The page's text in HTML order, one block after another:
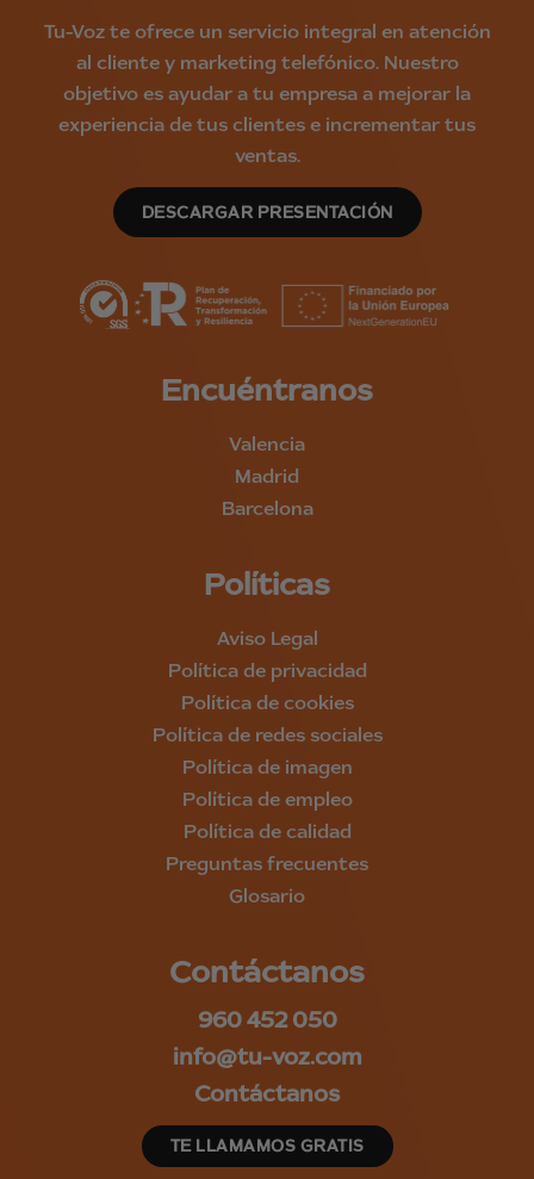
Tu-Voz te ofrece un servicio integral en atención
al cliente y marketing telefónico. Nuestro
objetivo es ayudar a tu empresa a mejorar la
experiencia de tus clientes e incrementar tus
ventas.
DESCARGAR PRESENTACIÓN
Encuéntranos
Valencia
Madrid
Barcelona
Políticas
Aviso Legal
Política de privacidad
Política de cookies
Política de redes sociales
Política de imagen
Política de empleo
Política de calidad
Preguntas frecuentes
Glosario
Contáctanos
960 452 050
info@tu-voz.com
Contáctanos
TE LLAMAMOS GRATIS